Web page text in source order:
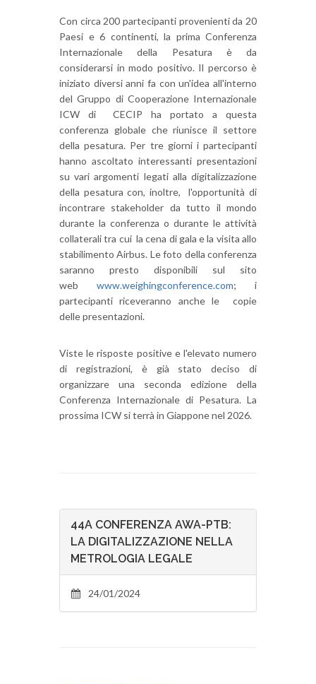
Con circa 200 partecipanti provenienti da 20
Paesi e 6 continenti, la prima Conferenza
Internazionale della Pesatura è da
considerarsi in modo positivo. Il percorso è
iniziato diversi anni fa con un'idea all'interno
del Gruppo di Cooperazione Internazionale
ICW di CECIP ha portato a questa
conferenza globale che riunisce il settore
della pesatura. Per tre giorni i partecipanti
hanno ascoltato interessanti presentazioni
su vari argomenti legati alla digitalizzazione
della pesatura con, inoltre, l'opportunità di
incontrare stakeholder da tutto il mondo
durante la conferenza o durante le attività
collaterali tra cui la cena di gala e la visita allo
stabilimento Airbus. Le foto della conferenza
saranno presto disponibili sul sito
web www.weighingconference.com; i
partecipanti riceveranno anche le copie
delle presentazioni.
Viste le risposte positive e l'elevato numero
di registrazioni, è già stato deciso di
organizzare una seconda edizione della
Conferenza Internazionale di Pesatura. La
prossima ICW si terrà in Giappone nel 2026.
44A CONFERENZA AWA-PTB:
LA DIGITALIZZAZIONE NELLA
METROLOGIA LEGALE
24/01/2024